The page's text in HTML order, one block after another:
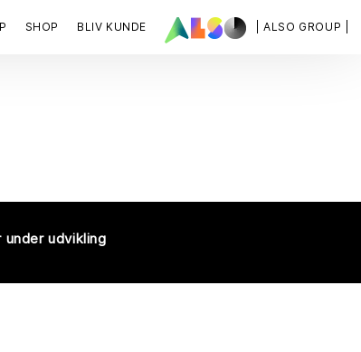
| ALSO GROUP |
SHOP BLIV KUNDE
under udvikling